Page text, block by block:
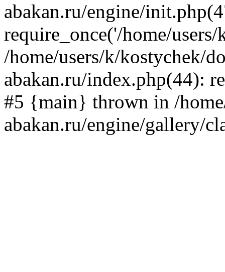
abakan.ru/engine/
require_once('/home/
/home/users/k/kostychek/
abakan.ru/index.php(44):
#5 {main} thrown in /
abakan.ru/engine/gallery/